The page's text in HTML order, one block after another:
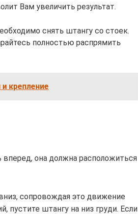
Вам увеличить результат.
снять штангу со стоек.
полностью распрямить
крепление
она должна расположиться
сопровождая это движение
пустите штангу на низ груди. Если